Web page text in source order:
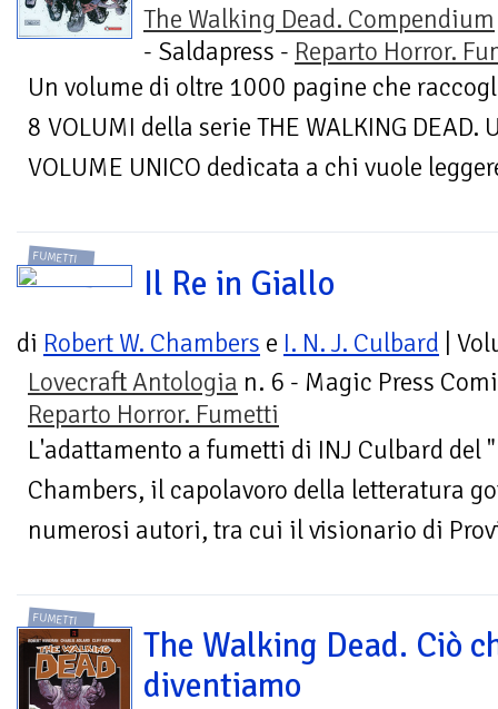
The Walking Dead. Compendium
- Saldapress - Reparto Horror.
Un volume di oltre 1000 pagine che
8 VOLUMI della serie THE WALKING
VOLUME UNICO dedicata a chi vuole
FUMETTI
Il Re in Giallo
di Robert W. Chambers e I. N. J. Culbard |
Lovecraft Antologia n. 6 - Magic Press
Reparto Horror. Fumetti
L'adattamento a fumetti di INJ Culbard del
Chambers, il capolavoro della letteratura
numerosi autori, tra cui il visionario di
FUMETTI
The Walking Dead. Ciò
diventiamo